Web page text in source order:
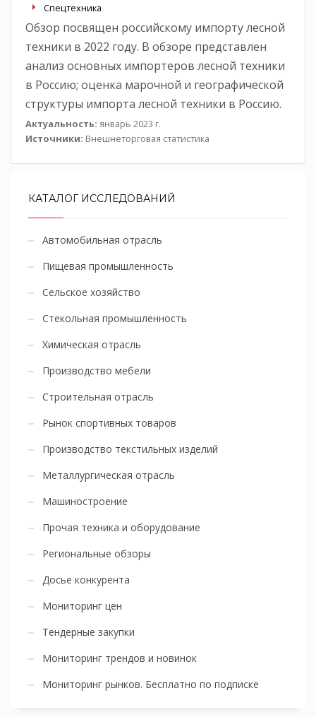
Спецтехника
Обзор посвящен российскому импорту лесной
техники в 2022 году. В обзоре представлен
анализ основных импортеров лесной техники
в Россию; оценка марочной и географической
структуры импорта лесной техники в Россию.
Актуальность: январь 2023 г.
Источники: Внешнеторговая статистика
КАТАЛОГ ИССЛЕДОВАНИЙ
Автомобильная отрасль
Пищевая промышленность
Сельское хозяйство
Стекольная промышленность
Химическая отрасль
Производство мебели
Строительная отрасль
Рынок спортивных товаров
Производство текстильных изделий
Металлургическая отрасль
Машиностроение
Прочая техника и оборудование
Региональные обзоры
Досье конкурента
Мониторинг цен
Тендерные закупки
Мониторинг трендов и новинок
Мониторинг рынков. Бесплатно по подписке